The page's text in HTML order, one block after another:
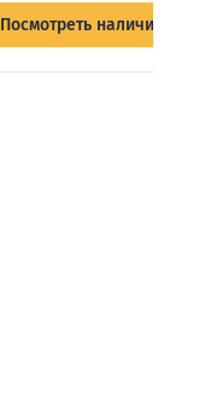
Посмотреть наличие